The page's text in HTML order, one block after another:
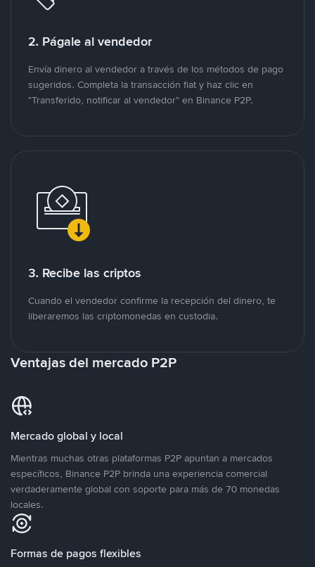
2. Págale al vendedor
Envía dinero al vendedor a través de los métodos de pago
sugeridos. Completa la transacción fiat y haz clic en
"Transferido, notificar al vendedor" en Binance P2P.
3. Recibe las criptos
Cuando el vendedor confirme la recepción del dinero, te
liberaremos las criptomonedas en custodia.
Ventajas del mercado P2P
Mercado global y local
Mientras muchas otras plataformas P2P apuntan a mercados
específicos, Binance P2P brinda una experiencia comercial
verdaderamente global con soporte para más de 70 monedas
locales.
Formas de pagos flexibles